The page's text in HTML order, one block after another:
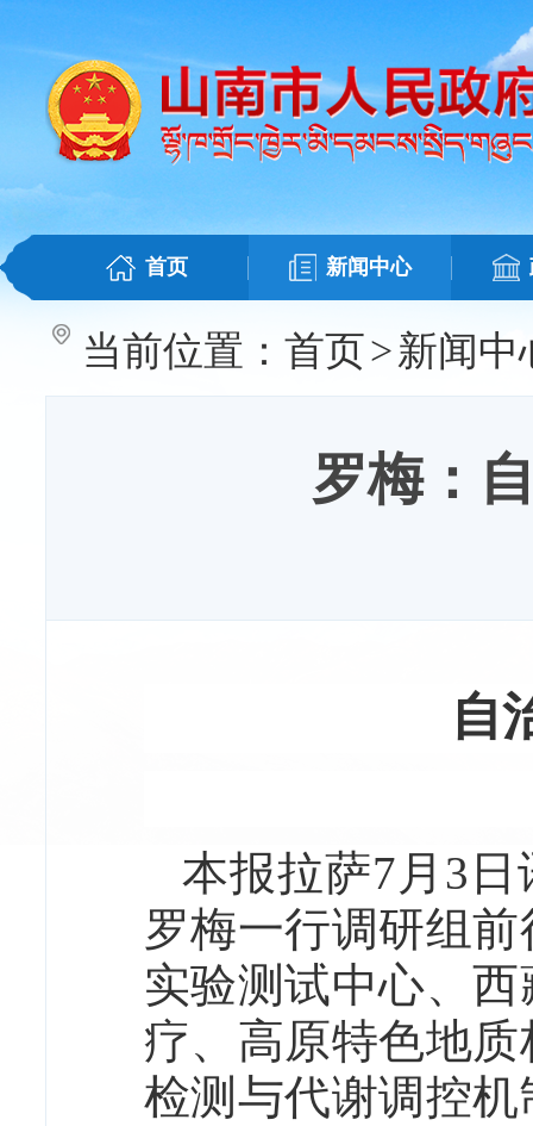
首页 新闻中心
当前位置： 首页>新闻中
罗梅：
自
本报拉萨7月3
罗梅一行调研组
实验测试中心、
疗、高原特色地
检测与代谢调控